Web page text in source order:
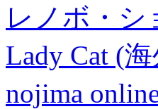
レノボ・
Lady Cat (
nojima